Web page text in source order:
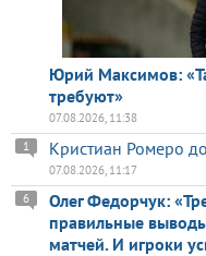
Юрий Максимов:
требуют»
07.08.2026, 11:38
Кристиан Ромеро
1
07.08.2026, 11:17
Олег Федорчук:
правильные
матчей. И игроки
6